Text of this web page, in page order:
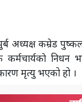
अध्यक्ष कम्रेड
कर्मचार्यकाे
मृत्यु भएको हो ।